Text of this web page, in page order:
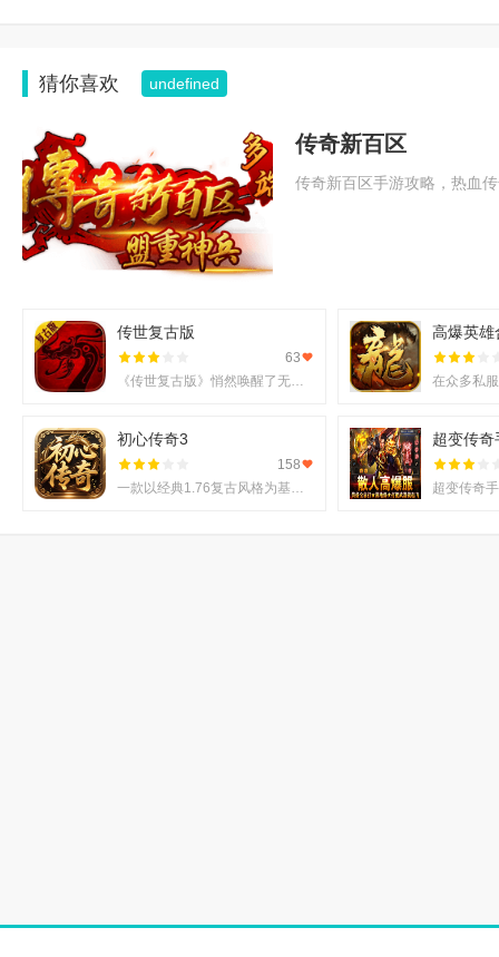
传奇私sf平台：版本种类丰富
另一个重要特点就是其版本的多样性。平台上汇聚了众多不同类型
求和喜好。每一种版本都经过精心设定，不论是角色的职业选择、
得玩家可以根据自己的兴趣选择最适合的游戏进行体验，留住了昔日
猜你喜欢 undefined
传奇新百区
传奇新百区手游攻略，热血
传世复古版
《传世复古版》悄然唤醒了无数老玩家的热血记忆，它不仅还原了那份熟悉的战斗激情，更在移动端上实现了诸多
63
高爆英雄
初心传奇3
一款以经典1.76复古风格为基调的《初心传奇3》悄然进入玩家视野。它不仅仅是对过往记忆的简单复刻，更是在
158
超变传奇